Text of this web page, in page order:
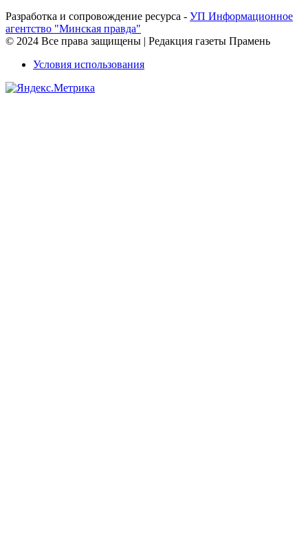
Разработка и сопровождение ресурса - УП Информационное
агентство "Минская правда"
© 2024 Все права защищены | Редакция газеты Прамень
Условия использования